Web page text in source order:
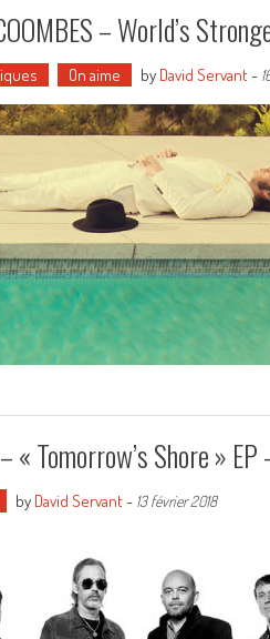
– World’s
On aime by David Servant-
« Tomorrow’s Shore »
by David Servant- 13 février 2018